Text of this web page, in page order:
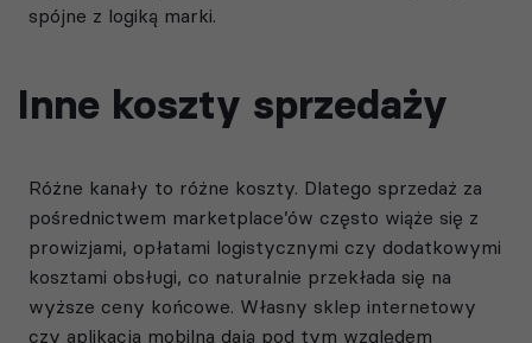
spójne z logiką marki.
Inne koszty sprzedaży
Różne kanały to różne koszty. Dlatego sprzedaż za
pośrednictwem marketplace’ów często wiąże się z
prowizjami, opłatami logistycznymi czy dodatkowymi
kosztami obsługi, co naturalnie przekłada się na
wyższe ceny końcowe. Własny sklep internetowy
czy aplikacja mobilna dają pod tym względem